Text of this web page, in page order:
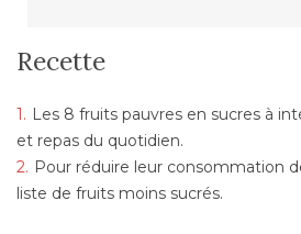
Recette
Les 8 fruits pauvres en sucres à
et repas du quotidien.
Pour réduire leur consommation
liste de fruits moins sucrés.